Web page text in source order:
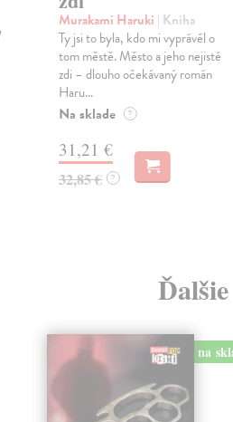
Murakami Haruki | Kniha
Ty jsi to byla, kdo mi vyprávěl o
tom městě. Město a jeho nejisté
zdi – dlouho očekávaný román
Haru...
Na sklade ?
31,21 €
32,85 € ?
na